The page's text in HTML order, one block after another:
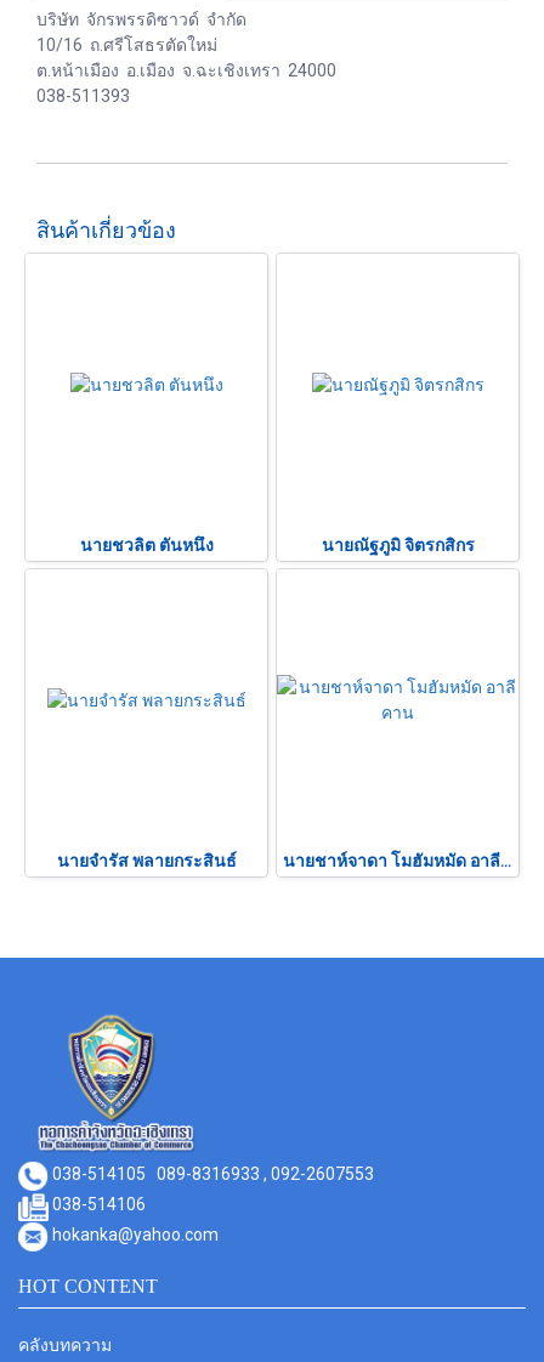
บริษัท จักรพรรดิซาวด์ จำกัด
10/16 ถ.ศรีโสธรตัดใหม่
ต.หน้าเมือง อ.เมือง จ.ฉะเชิงเทรา 24000
038-511393
สินค้าเกี่ยวข้อง
นายชวลิต ตันหนึง นายณัฐภูมิ จิตรกสิกร
นายจำรัส พลายกระสินธ์ นายชาห์จาดา โมฮัมหมัด อาลี คาน
038-514105 089-8316933 , 092-2607553
038-514106
hokanka@yahoo.com
HOT CONTENT
คลังบทความ